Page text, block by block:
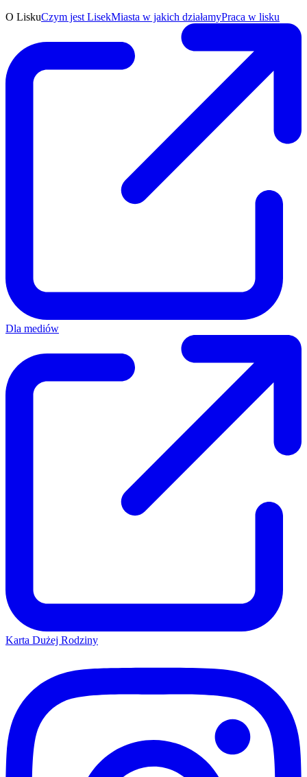
O LiskuCzym jest LisekMiasta w jakich działamyPraca w lisku
Dla mediów
Karta Dużej Rodziny